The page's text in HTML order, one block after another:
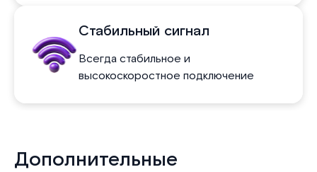
Стабильный сигнал
Всегда стабильное и
высокоскоростное подключение
Дополнительные